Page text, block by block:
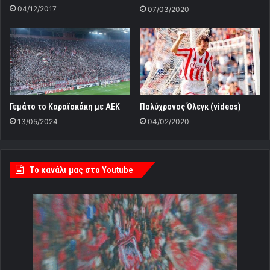
04/12/2017 07/03/2020
Γεμάτο το Καραϊσκάκη με ΑΕΚ
13/05/2024
Πολύχρονος Όλεγκ (videos)
04/02/2020
Tο κανάλι μας στο Youtube